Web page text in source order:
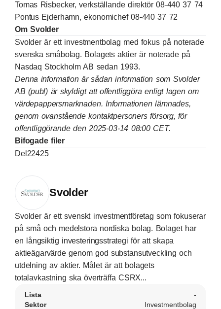
Tomas Risbecker, verkställande direktör 08-440 37 74
Pontus Ejderhamn, ekonomichef 08-440 37 72
Om Svolder
Svolder är ett investmentbolag med fokus på noterade
svenska småbolag. Bolagets aktier är noterade på
Nasdaq Stockholm AB sedan 1993.
Denna information är sådan information som Svolder
AB (publ) är skyldigt att offentliggöra enligt lagen om
värdepappersmarknaden. Informationen lämnades,
genom ovanstående kontaktpersoners försorg, för
offentliggörande den 2025-03-14 08:00 CET.
Bifogade filer
Del22425
Svolder
Svolder är ett svenskt investmentföretag som fokuserar
på små och medelstora nordiska bolag. Bolaget har
en långsiktig investeringsstrategi för att skapa
aktieägarvärde genom god substansutveckling och
utdelning av aktier. Målet är att bolagets
totalavkastning ska överträffa CSRX...
Lista
-
Sektor
Investmentbolag